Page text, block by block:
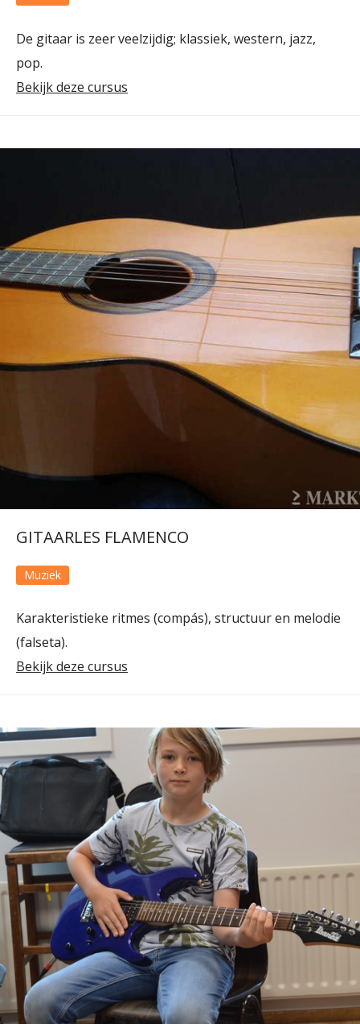
De gitaar is zeer veelzijdig; klassiek, western, jazz,
pop.
Bekijk deze cursus
GITAARLES FLAMENCO
Muziek
Karakteristieke ritmes (compás), structuur en melodie
(falseta).
Bekijk deze cursus